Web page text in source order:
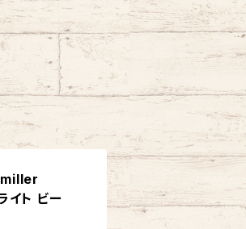
イト ビー